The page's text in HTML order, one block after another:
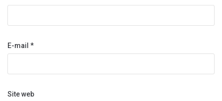
E-mail *
Site web